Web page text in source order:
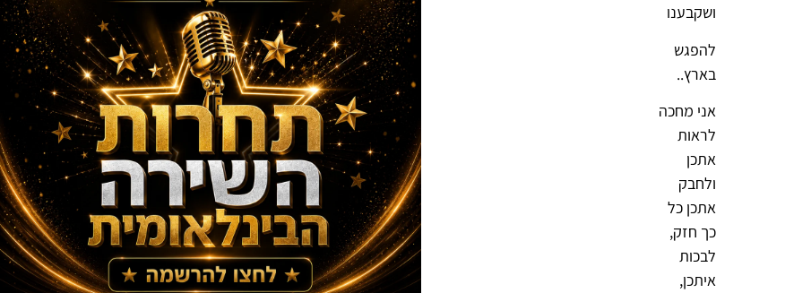
ושקבענו
להפגש
בארץ..
אני מחכה
לראות
אתכן
ולחבק
אתכן כל
כך חזק,
לבכות
איתכן,